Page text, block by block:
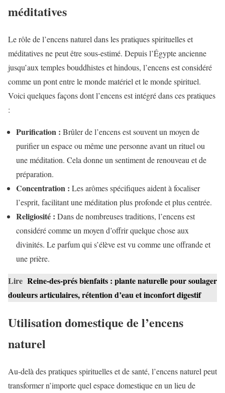
méditatives
Le rôle de l’encens naturel dans les pratiques spirituelles et
méditatives ne peut être sous-estimé. Depuis l’Égypte ancienne
jusqu’aux temples bouddhistes et hindous, l’encens est considéré
comme un pont entre le monde matériel et le monde spirituel.
Voici quelques façons dont l’encens est intégré dans ces pratiques
:
Purification : Brûler de l’encens est souvent un moyen de
purifier un espace ou même une personne avant un rituel ou
une méditation. Cela donne un sentiment de renouveau et de
préparation.
Concentration : Les arômes spécifiques aident à focaliser
l’esprit, facilitant une méditation plus profonde et plus centrée.
Religiosité : Dans de nombreuses traditions, l’encens est
considéré comme un moyen d’offrir quelque chose aux
divinités. Le parfum qui s’élève est vu comme une offrande et
une prière.
Lire Reine-des-prés bienfaits : plante naturelle pour soulager
douleurs articulaires, rétention d’eau et inconfort digestif
Utilisation domestique de l’encens
naturel
Au-delà des pratiques spirituelles et de santé, l’encens naturel peut
transformer n’importe quel espace domestique en un lieu de